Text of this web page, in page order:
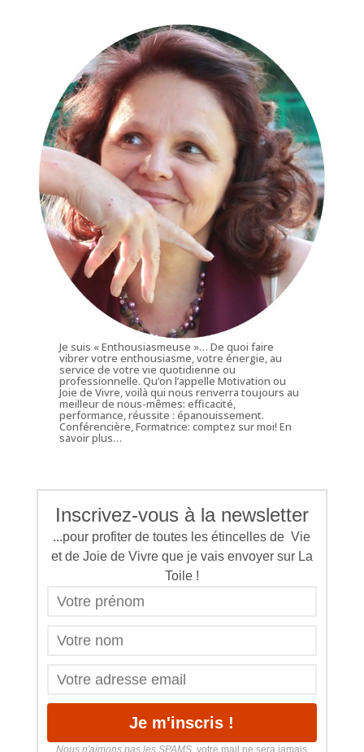
Je suis « Enthousiasmeuse »… De quoi faire
vibrer votre enthousiasme, votre énergie, au
service de votre vie quotidienne ou
professionnelle. Qu’on l’appelle Motivation ou
Joie de Vivre, voilà qui nous renverra toujours au
meilleur de nous-mêmes: efficacité,
performance, réussite : épanouissement.
Conférencière, Formatrice: comptez sur moi!En
savoir plus…
Inscrivez-vous à la newsletter
...pour profiter de toutes les étincelles de Vie
et de Joie de Vivre que je vais envoyer sur La
Toile !
Nous n'aimons pas les SPAMS , votre mail ne sera jamais